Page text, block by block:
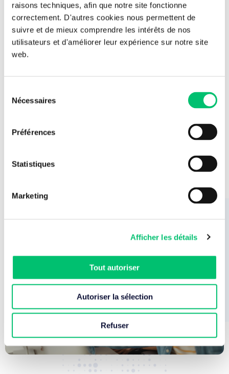
raisons techniques, afin que notre site fonctionne
correctement. D'autres cookies nous permettent de
suivre et de mieux comprendre les intérêts de nos
utilisateurs et d'améliorer leur expérience sur notre site
web.
Nécessaires
Préférences
Statistiques
Marketing
Afficher les détails
Tout autoriser
Autoriser la sélection
Refuser
Analyst SOC N3 – H/F
Voir l’offre